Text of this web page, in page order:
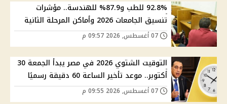
92.8% للطب و87.9% للهندسة.. مؤشرات
تنسيق الجامعات 2026 وأماكن المرحلة الثانية
التوقيت الشتوي 2026 في مصر يبدأ الجمعة 30
أكتوبر.. موعد تأخير الساعة 60 دقيقة رسميًا